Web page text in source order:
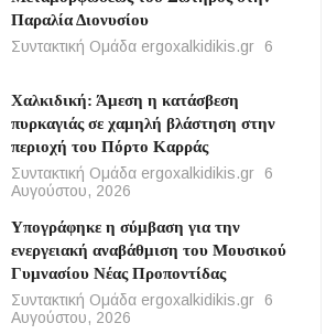
Παραλία Διονυσίου
Συντακτική Ομάδα ergoxalkidikis.gr
6
Χαλκιδική: Άμεση η κατάσβεση
πυρκαγιάς σε χαμηλή βλάστηση στην
περιοχή του Πόρτο Καρράς
Συντακτική Ομάδα ergoxalkidikis.gr
6
Αυγούστου, 2026
Υπογράφηκε η σύμβαση για την
ενεργειακή αναβάθμιση του Μουσικού
Γυμνασίου Νέας Προποντίδας
Συντακτική Ομάδα ergoxalkidikis.gr
6
Αυγούστου, 2026